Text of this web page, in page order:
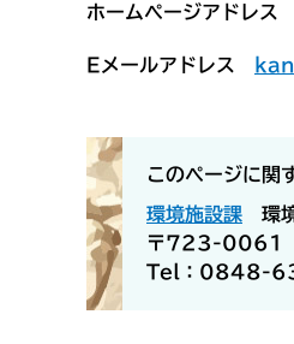
ホームページアドレス
Eメールアドレス
このページに関
環境施設課
環
〒723-0061
Tel：0848-